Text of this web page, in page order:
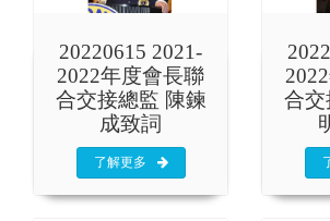
20220615 2021-
2022年度會長聯
合交接總監 陳鍊
成致詞
了解更多
合交